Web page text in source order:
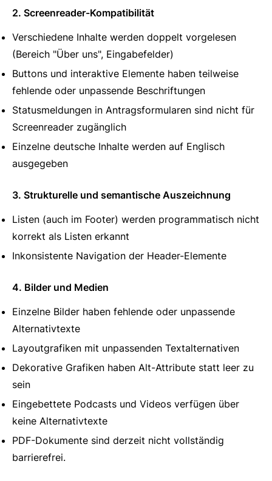
2. Screenreader-Kompatibilität
Verschiedene Inhalte werden doppelt vorgelesen
(Bereich "Über uns", Eingabefelder)
Buttons und interaktive Elemente haben teilweise
fehlende oder unpassende Beschriftungen
Statusmeldungen in Antragsformularen sind nicht für
Screenreader zugänglich
Einzelne deutsche Inhalte werden auf Englisch
ausgegeben
3. Strukturelle und semantische Auszeichnung
Listen (auch im Footer) werden programmatisch nicht
korrekt als Listen erkannt
Inkonsistente Navigation der Header-Elemente
4. Bilder und Medien
Einzelne Bilder haben fehlende oder unpassende
Alternativtexte
Layoutgrafiken mit unpassenden Textalternativen
Dekorative Grafiken haben Alt-Attribute statt leer zu
sein
Eingebettete Podcasts und Videos verfügen über
keine Alternativtexte
PDF-Dokumente sind derzeit nicht vollständig
barrierefrei.